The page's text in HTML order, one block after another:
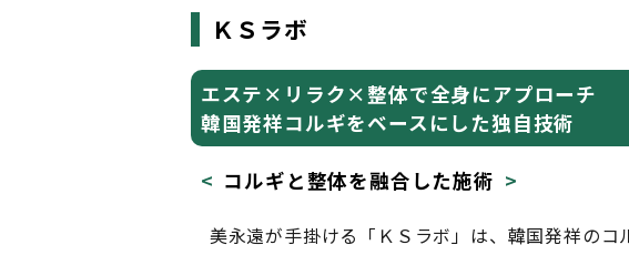
ＫＳラボ
エステ×リラク×整体で全身にアプローチ
韓国発祥コルギをベースにした独自技術
コルギと整体を融合した施術
美永遠が手掛ける「ＫＳラボ」は、韓国発祥のコ